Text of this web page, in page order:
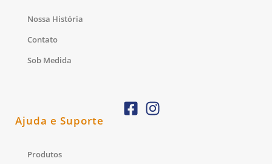
Nossa História
Contato
Sob Medida
Ajuda e Suporte
Produtos